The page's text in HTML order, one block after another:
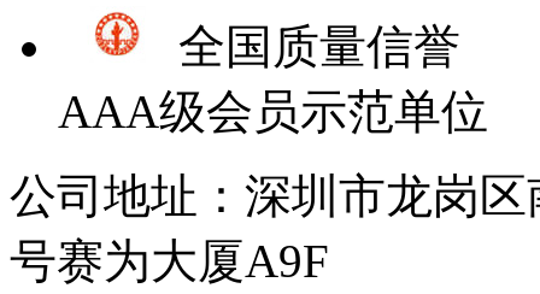
全国质量信誉
AAA级会员示范单位
公司地址：深圳市龙岗
号赛为大厦A9F